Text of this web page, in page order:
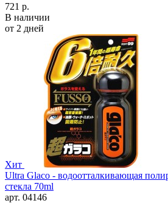
721 р.
В наличии
от 2 дней
Хит
Ultra Glaco - водоотталкивающая
стекла 70ml
арт. 04146